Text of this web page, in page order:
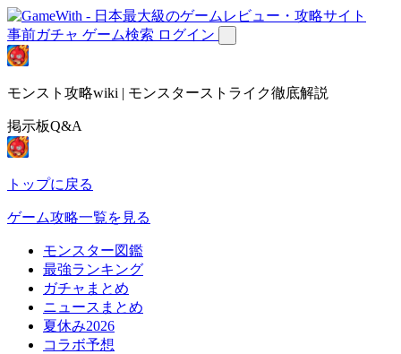
事前ガチャ ゲーム検索 ログイン
モンスト攻略wiki | モンスターストライク徹底解説
掲示板Q&A
トップに戻る
ゲーム攻略一覧を見る
モンスター図鑑
最強ランキング
ガチャまとめ
ニュースまとめ
夏休み2026
コラボ予想